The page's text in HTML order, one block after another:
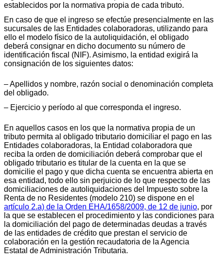
establecidos por la normativa propia de cada tributo.
En caso de que el ingreso se efectúe presencialmente en las
sucursales de las Entidades colaboradoras, utilizando para
ello el modelo físico de la autoliquidación, el obligado
deberá consignar en dicho documento su número de
identificación fiscal (NIF). Asimismo, la entidad exigirá la
consignación de los siguientes datos:
‒ Apellidos y nombre, razón social o denominación completa
del obligado.
‒ Ejercicio y período al que corresponda el ingreso.
En aquellos casos en los que la normativa propia de un
tributo permita al obligado tributario domiciliar el pago en las
Entidades colaboradoras, la Entidad colaboradora que
reciba la orden de domiciliación deberá comprobar que el
obligado tributario es titular de la cuenta en la que se
domicilie el pago y que dicha cuenta se encuentra abierta en
esa entidad, todo ello sin perjuicio de lo que respecto de las
domiciliaciones de autoliquidaciones del Impuesto sobre la
Renta de no Residentes (modelo 210) se dispone en el
artículo 2.a) de la Orden EHA/1658/2009, de 12 de junio, por
la que se establecen el procedimiento y las condiciones para
la domiciliación del pago de determinadas deudas a través
de las entidades de crédito que prestan el servicio de
colaboración en la gestión recaudatoria de la Agencia
Estatal de Administración Tributaria.